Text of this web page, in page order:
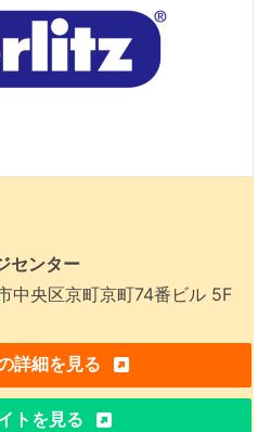
センター
中央区京町京町74番ビル 5F
詳細を見る
トを見る